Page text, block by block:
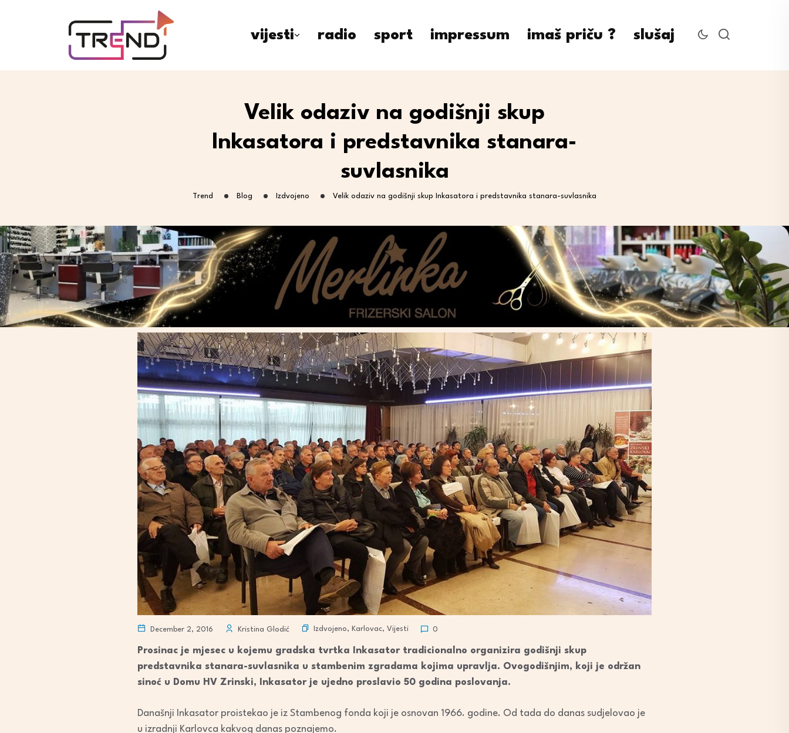
vijesti radio sport impressum imaš priču ? slušaj
Velik odaziv na godišnji skup
Inkasatora i predstavnika stanara-
suvlasnika
Trend Blog Izdvojeno Velik odaziv na godišnji skup Inkasatora i predstavnika stanara-suvlasnika
December 2, 2016 Kristina Glodić Izdvojeno, Karlovac, Vijesti 0
Prosinac je mjesec u kojemu gradska tvrtka Inkasator tradicionalno organizira godišnji skup
predstavnika stanara-suvlasnika u stambenim zgradama kojima upravlja. Ovogodišnjim, koji je održan
sinoć u Domu HV Zrinski, Inkasator je ujedno proslavio 50 godina poslovanja.
Današnji Inkasator proistekao je iz Stambenog fonda koji je osnovan 1966. godine. Od tada do danas sudjelovao je
u izradnji Karlovca kakvog danas poznajemo.